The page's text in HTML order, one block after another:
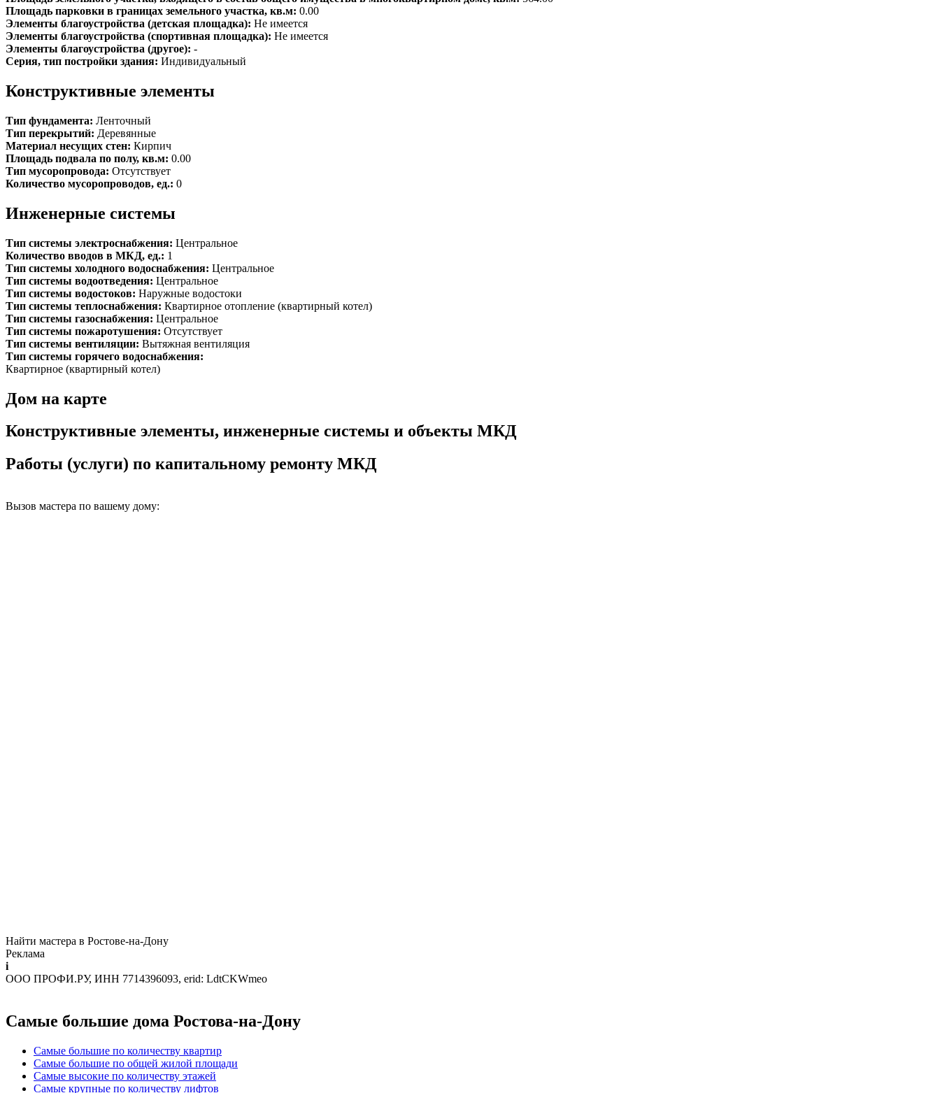
Площадь парковки в границах земельного участка, кв.м: 0.00
Элементы благоустройства (детская площадка): Не имеется
Элементы благоустройства (спортивная площадка): Не имеется
Элементы благоустройства (другое): -
Серия, тип постройки здания: Индивидуальный
Конструктивные элементы
Тип фундамента: Ленточный
Тип перекрытий: Деревянные
Материал несущих стен: Кирпич
Площадь подвала по полу, кв.м: 0.00
Тип мусоропровода: Отсутствует
Количество мусоропроводов, ед.: 0
Инженерные системы
Тип системы электроснабжения: Центральное
Количество вводов в МКД, ед.: 1
Тип системы холодного водоснабжения: Центральное
Тип системы водоотведения: Центральное
Тип системы водостоков: Наружные водостоки
Тип системы теплоснабжения: Квартирное отопление (квартирный котел)
Тип системы газоснабжения: Центральное
Тип системы пожаротушения: Отсутствует
Тип системы вентиляции: Вытяжная вентиляция
Тип системы горячего водоснабжения:
Квартирное (квартирный котел)
Дом на карте
Конструктивные элементы, инженерные системы и объекты МКД
Работы (услуги) по капитальному ремонту МКД
Вызов мастера по вашему дому:
Найти мастера в Ростове-на-Дону
Реклама
i
ООО ПРОФИ.РУ, ИНН 7714396093, erid: LdtCKWmeo
Самые большие дома Ростова-на-Дону
Самые большие по количеству квартир
Самые большие по общей жилой площади
Самые высокие по количеству этажей
Самые крупные по количеству лифтов